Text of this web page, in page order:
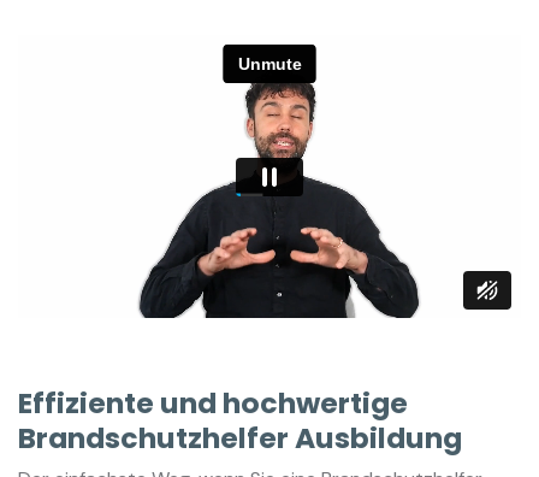
Effiziente und hochwertige
Brandschutzhelfer Ausbildung